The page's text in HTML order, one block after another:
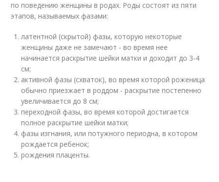
по поведению женщины в родах. Роды состоят из пяти
этапов, называемых фазами:
латентной (скрытой) фазы, которую некоторые
женщины даже не замечают - во время нее
начинается раскрытие шейки матки и доходит до 3-4
см;
активной фазы (схваток), во время которой роженица
обычно приезжает в роддом - раскрытие постепенно
увеличивается до 8 см;
переходной фазы, во время которой достигается
полное раскрытие шейки матки;
фазы изгнания, или потужного периодна, в котором
рождается ребенок;
рождения плаценты.